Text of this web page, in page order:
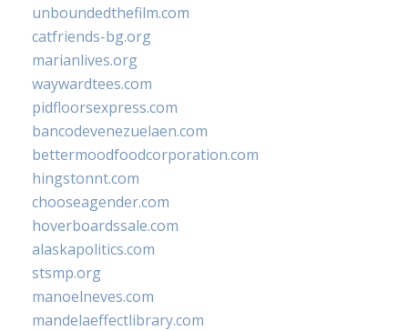
unboundedthefilm.com
catfriends-bg.org
marianlives.org
waywardtees.com
pidfloorsexpress.com
bancodevenezuelaen.com
bettermoodfoodcorporation.com
hingstonnt.com
chooseagender.com
hoverboardssale.com
alaskapolitics.com
stsmp.org
manoelneves.com
mandelaeffectlibrary.com